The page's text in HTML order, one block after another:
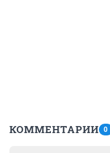
КОММЕНТАРИИ 0